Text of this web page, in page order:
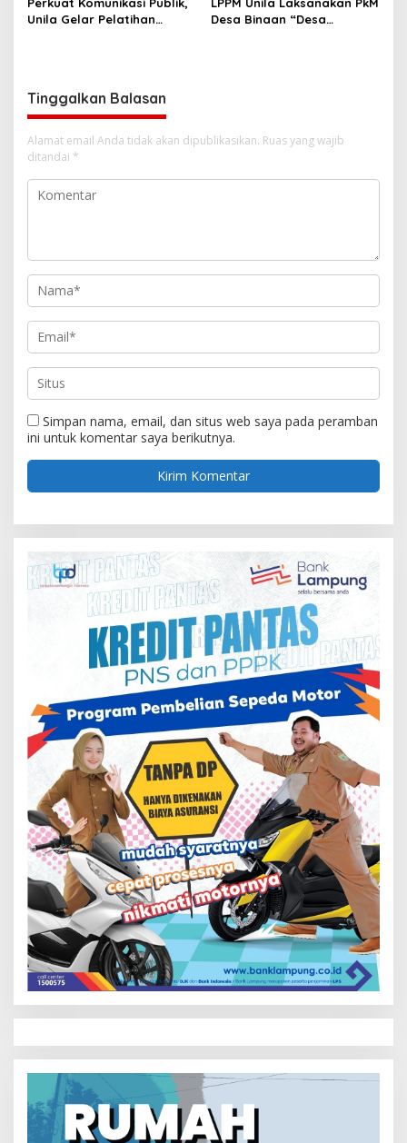
Unila Gelar Pelatihan
Desa Binaan “Desa
Tinggalkan Balasan
Alamat email Anda tidak akan dipublikasikan. Ruas yang wajib
ditandai *
Simpan nama, email, dan situs web saya pada peramban
ini untuk komentar saya berikutnya.